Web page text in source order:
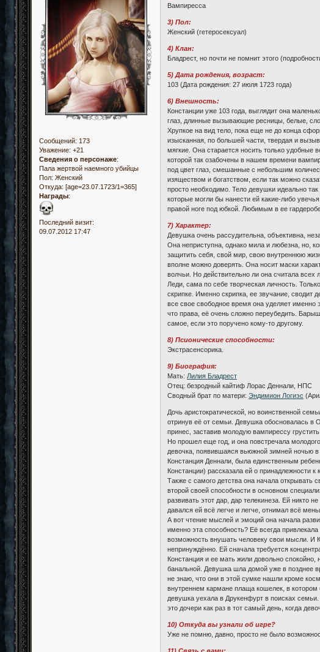
Сообщений: 173
Уважение: +21
Сведения о персонаже:
Пала жертвой наемного убийцы
Пол: Женский
Откуда: [age=23.07.1723/1=365]
Награды:
Последний визит:
09.07.2012 17:47
Вампиресса
3) Пол:
Женский (гетеросексуал)
4) Клан:
Бладреcт, но почти не помнит этого
5) Дата рождения, возраст:
103 (Дата рождения: 27 июля 1723 года)
6) Внешность:
Констанции уже 103 года, выглядит она
глаз, длинные вызывающие ресницы, белые,
Хрупкое на вид тело, пока еще не до конца
изысканная, по большей части, твердая и
мягкие. Она старается носить только удобные
которой так озабочены в нашем времени
под цвет глаз, смешанные с небольшим
изяществом и богатством, если так можно
просто необходимо. Тело девушки идеально
которые могли бы нанести ей какие-либо
правой ноге под юбкой. Любимым в ее
7) Характер:
Девушка очень рассудительна, объективна,
Она неприступна, однако мила и любезна, но,
защитить себя, свой мир, свою внутреннюю
вполне можно доверять. Она носит маски
волчьи. Но действительно ли она считала всех
Леди, сама по себе творческая личность.
скрипке. Именно скрипка, ее звучание, сводит
все свое свободное время она уделяет именно
что права, её очень сложно переубедить.
самое, если это поручено кому-то другому.
8) Псионические способности:
Экстрасенсорика.
9) Биография:
Мать: Лилия Бладрест
Отец: безродный кайтиф Лорас Деннали, НПС
Сводный брат по матери:Эндимион Логиэс
Дочь аристократической, но воинственной
отринув её от семьи. Девушка обосновалась в
принес, заставив молодую вампирессу грустить
Но прошел еще год, и она повстречала
девочка, появившаяся вьюжной зимней ночью
Констанция Деннали, была единственным
Констанции) рассказала ей о принадлежности
Также с самого детства она начала открывать
второй своей способности в основном
развивать этот дар, дар телекинеза. Ей никто
давался ей всё легче и легче, отнимал всё
А вот чтение мыслей и эмоций она начала
именно эта способность? Её всегда
возможность внушать человеку свои мысли. И
непринуждённо. Ей сначала требуется
Констанция и ее мать жили довольно
банальной. Девушка шла домой уже в позднее
не знаю, что они в этой сумке нашли кроме
внутреннем кармане плаща кошелек, в
девушка уехала в Друкенфурт в поисках
это дочери как раз в тот самый день, когда
10) Откуда вы узнали об игре?
Уже не помню, давно, просто не было
11) Связь с вами: